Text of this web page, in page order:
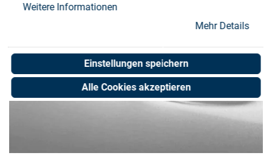
Weitere Informationen
Mehr Details
Einstellungen speichern
Alle Cookies akzeptieren